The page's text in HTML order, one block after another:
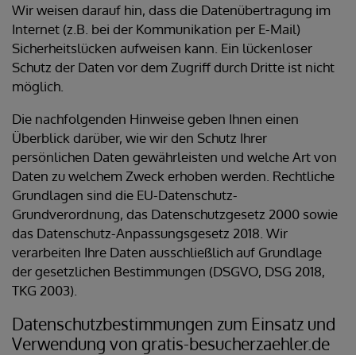
Wir weisen darauf hin, dass die Datenübertragung im
Internet (z.B. bei der Kommunikation per E-Mail)
Sicherheitslücken aufweisen kann. Ein lückenloser
Schutz der Daten vor dem Zugriff durch Dritte ist nicht
möglich.
Die nachfolgenden Hinweise geben Ihnen einen
Überblick darüber, wie wir den Schutz Ihrer
persönlichen Daten gewährleisten und welche Art von
Daten zu welchem Zweck erhoben werden. Rechtliche
Grundlagen sind die EU-Datenschutz-
Grundverordnung, das Datenschutzgesetz 2000 sowie
das Datenschutz-Anpassungsgesetz 2018. Wir
verarbeiten Ihre Daten ausschließlich auf Grundlage
der gesetzlichen Bestimmungen (DSGVO, DSG 2018,
TKG 2003).
Datenschutzbestimmungen zum Einsatz und
Verwendung von gratis-besucherzaehler.de